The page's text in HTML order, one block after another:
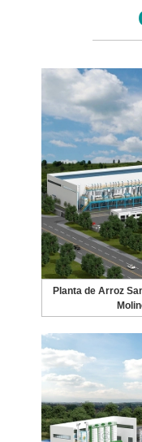
Planta de Arroz